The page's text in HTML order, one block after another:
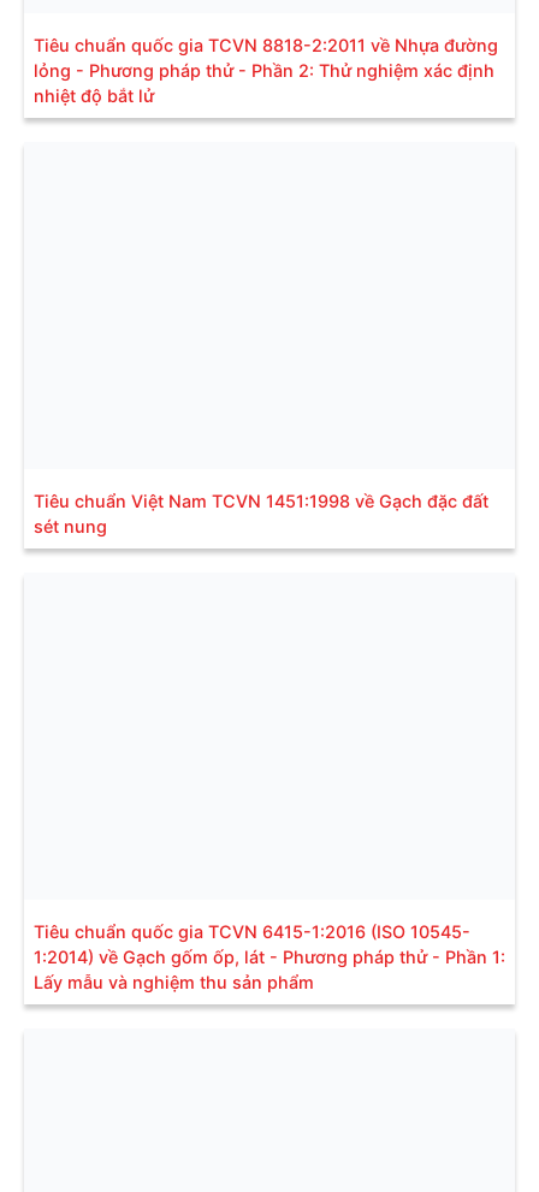
Tiêu chuẩn quốc gia TCVN 8818-2:2011 về Nhựa đường
lỏng - Phương pháp thử - Phần 2: Thử nghiệm xác định
nhiệt độ bắt lử
Tiêu chuẩn Việt Nam TCVN 1451:1998 về Gạch đặc đất
sét nung
Tiêu chuẩn quốc gia TCVN 6415-1:2016 (ISO 10545-
1:2014) về Gạch gốm ốp, lát - Phương pháp thử - Phần 1:
Lấy mẫu và nghiệm thu sản phẩm